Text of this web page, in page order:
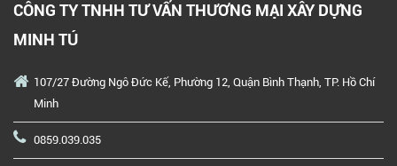
CÔNG TY TNHH TƯ VẤN THƯƠNG MẠI XÂY DỰNG
MINH TÚ
107/27 Đường Ngô Đức Kế, Phường 12, Quận Bình Thạnh, TP. Hồ Chí
Minh
0859.039.035